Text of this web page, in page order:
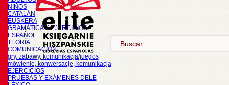
NIÑOS
CATALÁN
EUSKERA
GRAMÁTICA Y EJERCICIOS
ESPAÑOL
TEORÍA
COMUNICACIÓN
gry, zabawy, komunikacja/juegos
mówienie, konwersacje, komunikacja
EJERCICIOS
PRUEBAS Y EXÁMENES DELE